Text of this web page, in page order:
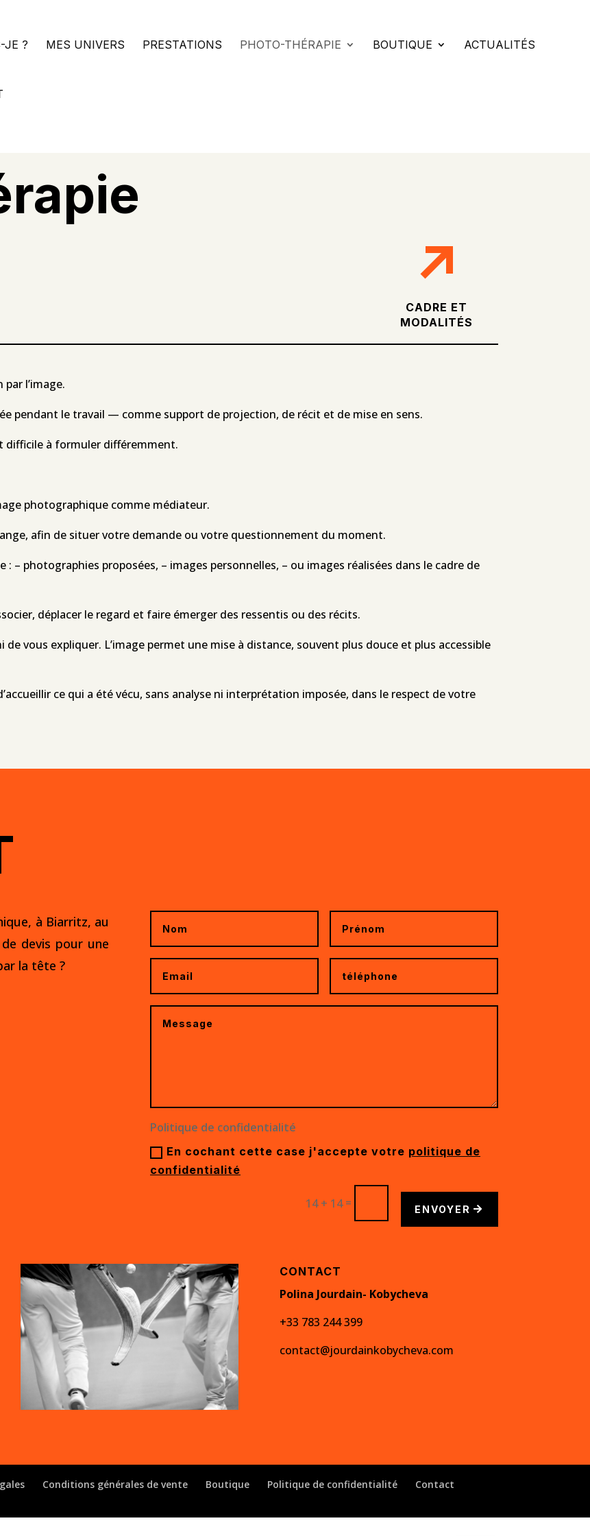
JE ? MES UNIVERS PRESTATIONS PHOTO-THÉRAPIE BOUTIQUE ACTUALITÉS
CADRE ET
MODALITÉS
l’image.
pendant le travail — comme support de projection, de récit et de mise en sens.
difficile à formuler différemment.
photographique comme médiateur.
afin de situer votre demande ou votre questionnement du moment.
– photographies proposées, – images personnelles, – ou images réalisées dans le cadre de
déplacer le regard et faire émerger des ressentis ou des récits.
de vous expliquer. L’image permet une mise à distance, souvent plus douce et plus accessible
ce qui a été vécu, sans analyse ni interprétation imposée, dans le respect de votre
à Biarritz, au
devis pour une
la tête ?
Politique de confidentialité
En cochant cette case j'accepte votre politique de
confidentialité
14 + 14= ENVOYER
CONTACT
Polina Jourdain- Kobycheva
+33 783 244 399
contact@jourdainkobycheva.com
Conditions générales de vente Boutique Politique de confidentialité Contact